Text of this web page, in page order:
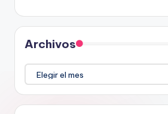
Archivos
Archivos